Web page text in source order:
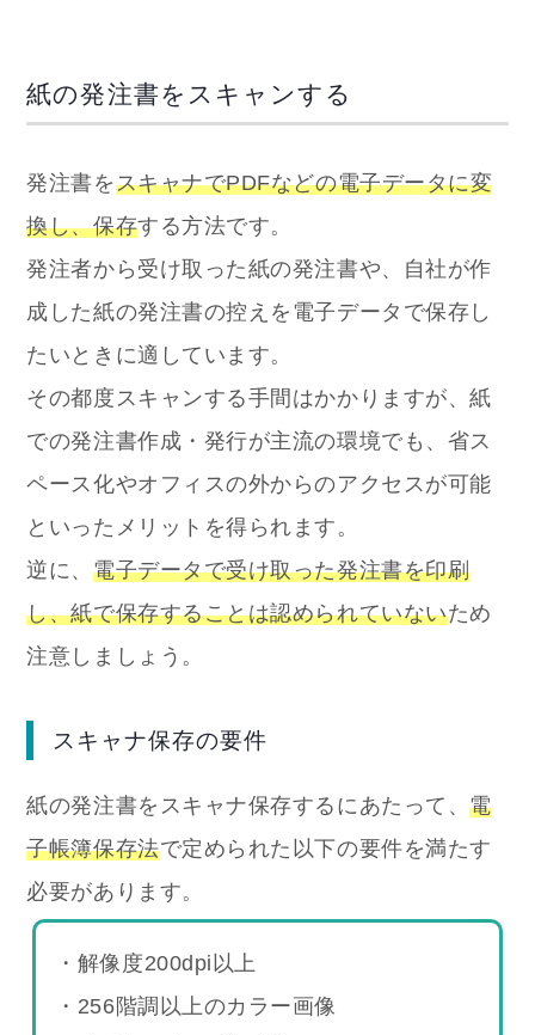
紙の発注書をスキャンする
発注書をスキャナでPDFなどの電子データに変
換し、保存する方法です。
発注者から受け取った紙の発注書や、自社が作
成した紙の発注書の控えを電子データで保存し
たいときに適しています。
その都度スキャンする手間はかかりますが、紙
での発注書作成・発行が主流の環境でも、省ス
ペース化やオフィスの外からのアクセスが可能
といったメリットを得られます。
逆に、電子データで受け取った発注書を印刷
し、紙で保存することは認められていないため
注意しましょう。
スキャナ保存の要件
紙の発注書をスキャナ保存するにあたって、電
子帳簿保存法で定められた以下の要件を満たす
必要があります。
・解像度200dpi以上
・256階調以上のカラー画像